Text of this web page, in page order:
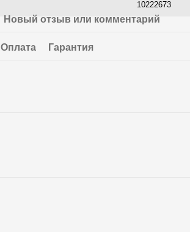
10222673
Новый отзыв или комментарий
Оплата Гарантия